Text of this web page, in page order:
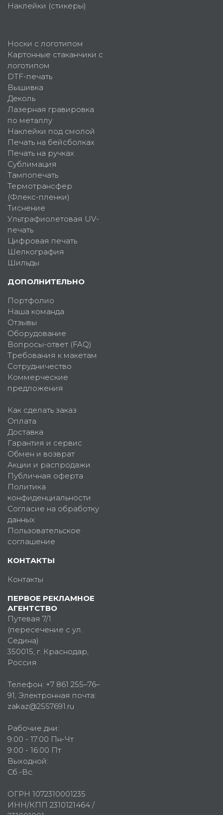
Наклейки (стикеры)
Носки с логотипом
Картонные стаканчики с
логотипом
DTF-печать
Вышивка
Деколь
Лазерная гравировка
по металлу
Наклейки под смолой
Печать на бейсболках
Печать на ручках
Сублимация
Тампопечать
Термотрансфер
(Флекс-пленки)
Тиснение
Ультрафиолетовая UV-
печать
Цифровая печать
Шелкография
Шильды
ДОПОЛНИТЕЛЬНО
Портфолио
Наша команда
Отзывы
Оборудование
Вопросы-ответ (FAQ)
Требования к макетам
Сотрудничество
Коммерческие
предложения
Как сделать заказ
Оплата
Доставка
Гарантия и сервис
Обмен и возврат
Акции и распродажи
Публичная оферта
Политика
конфиденциальности
Согласие на обработку
данных
Пользовательское
соглашение
КОНТАКТЫ
Контакты
ПЕРВОЕ РЕКЛАМНОЕ
АГЕНТСТВО
Путевая 7/1
(пересечение с ул.
Седина)
350015 , г. Краснодар,
Россия
Телефон: +7 861 255–76–
91 , Электронная почта:
zakaz@2557691.ru
Рабочие дни:
9:00 - 17:00 Пн-Чт
9:00 - 16:00 Пт
Выходной:
Сб.-Вс.
ОГРН 1072310001235
ИНН/КПП 2310121464 /